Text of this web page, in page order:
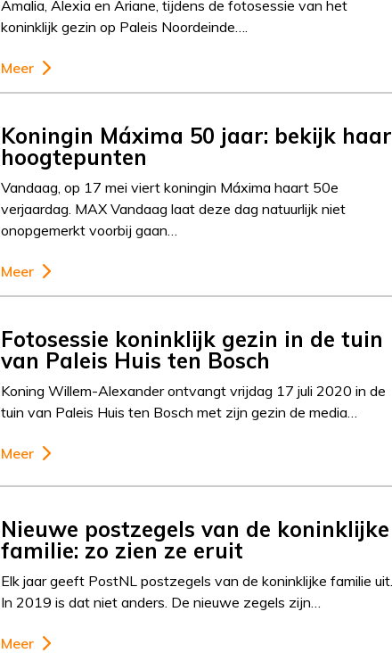
Amalia, Alexia en Ariane, tijdens de fotosessie van het
koninklijk gezin op Paleis Noordeinde….
Meer
Koningin Máxima 50 jaar: bekijk haar
hoogtepunten
Vandaag, op 17 mei viert koningin Máxima haart 50e
verjaardag. MAX Vandaag laat deze dag natuurlijk niet
onopgemerkt voorbij gaan…
Meer
Fotosessie koninklijk gezin in de tuin
van Paleis Huis ten Bosch
Koning Willem-Alexander ontvangt vrijdag 17 juli 2020 in de
tuin van Paleis Huis ten Bosch met zijn gezin de media…
Meer
Nieuwe postzegels van de koninklijke
familie: zo zien ze eruit
Elk jaar geeft PostNL postzegels van de koninklijke familie uit.
In 2019 is dat niet anders. De nieuwe zegels zijn…
Meer